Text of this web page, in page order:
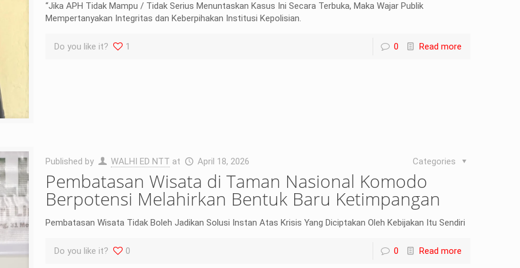
“Jika APH Tidak Mampu / Tidak Serius Menuntaskan Kasus Ini Secara Terbuka, Maka Wajar Publik
Mempertanyakan Integritas dan Keberpihakan Institusi Kepolisian.
Do you like it? 1 0 Read more
Published by WALHI ED NTT at April 18, 2026 Categories
Pembatasan Wisata di Taman Nasional Komodo
Berpotensi Melahirkan Bentuk Baru Ketimpangan
Pembatasan Wisata Tidak Boleh Jadikan Solusi Instan Atas Krisis Yang Diciptakan Oleh Kebijakan Itu Sendiri
Do you like it? 0 0 Read more